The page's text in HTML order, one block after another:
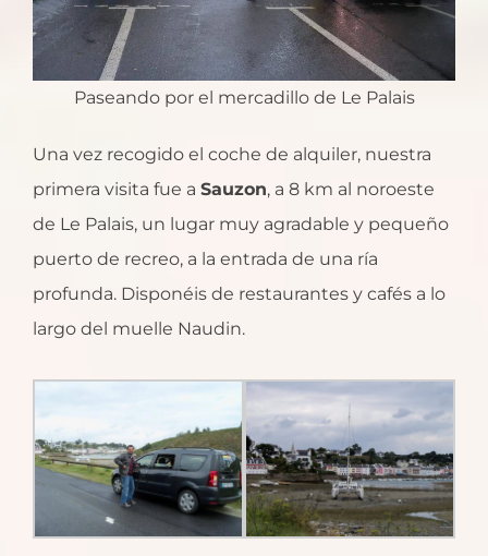
Paseando por el mercadillo de Le Palais
Una vez recogido el coche de alquiler, nuestra
primera visita fue a Sauzon, a 8 km al noroeste
de Le Palais, un lugar muy agradable y pequeño
puerto de recreo, a la entrada de una ría
profunda. Disponéis de restaurantes y cafés a lo
largo del muelle Naudin.